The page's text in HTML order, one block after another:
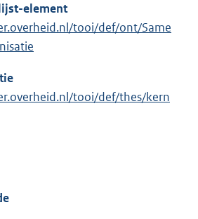
element
tooi/def/ont/Same
tooi/def/thes/kern